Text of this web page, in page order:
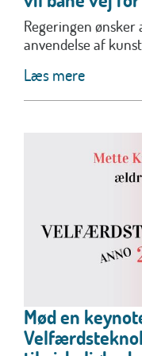
Regeringen
anvendelse af
Læs mere
Mød en